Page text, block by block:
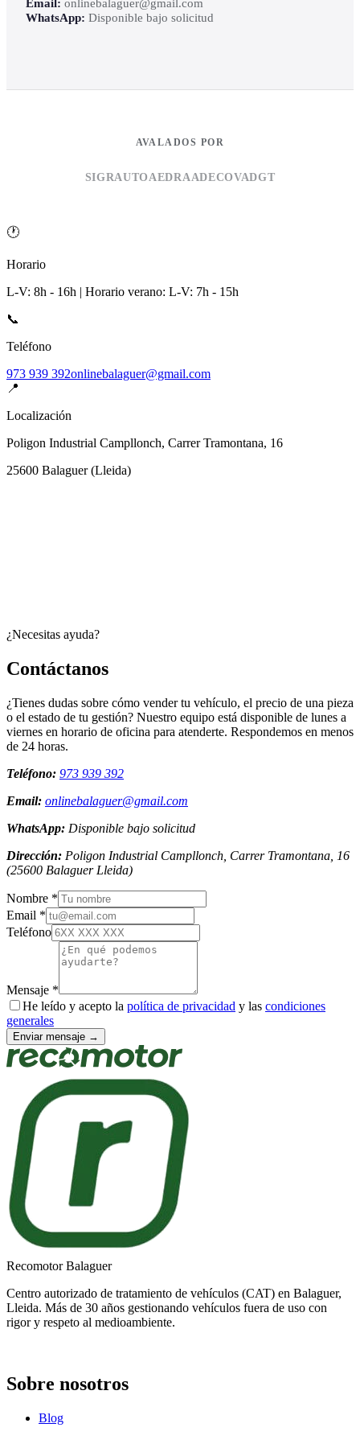
WhatsApp: Disponible bajo solicitud
AVALADOS POR
SIGRAUTOAEDRAADECOVADGT
🕐
Horario
L-V: 8h - 16h | Horario verano: L-V: 7h - 15h
📞
Teléfono
973 939 392onlinebalaguer@gmail.com
📍
Localización
Poligon Industrial Campllonch, Carrer Tramontana, 16
25600 Balaguer(Lleida)
¿Necesitas ayuda?
Contáctanos
¿Tienes dudas sobre cómo vender tu vehículo, el precio de una pieza
o el estado de tu gestión? Nuestro equipo está disponible de lunes a
viernes en horario de oficina para atenderte. Respondemos en menos
de 24 horas.
Teléfono: 973 939 392
Email: onlinebalaguer@gmail.com
WhatsApp: Disponible bajo solicitud
Dirección: Poligon Industrial Campllonch, Carrer Tramontana, 16
(25600 Balaguer Lleida)
Nombre *
Email *
Teléfono
Mensaje *
He leído y acepto la política de privacidad y las condiciones
generales
Enviar mensaje →
Recomotor Balaguer
Centro autorizado de tratamiento de vehículos (CAT) en Balaguer,
Lleida. Más de 30 años gestionando vehículos fuera de uso con
rigor y respeto al medioambiente.
Sobre nosotros
Blog